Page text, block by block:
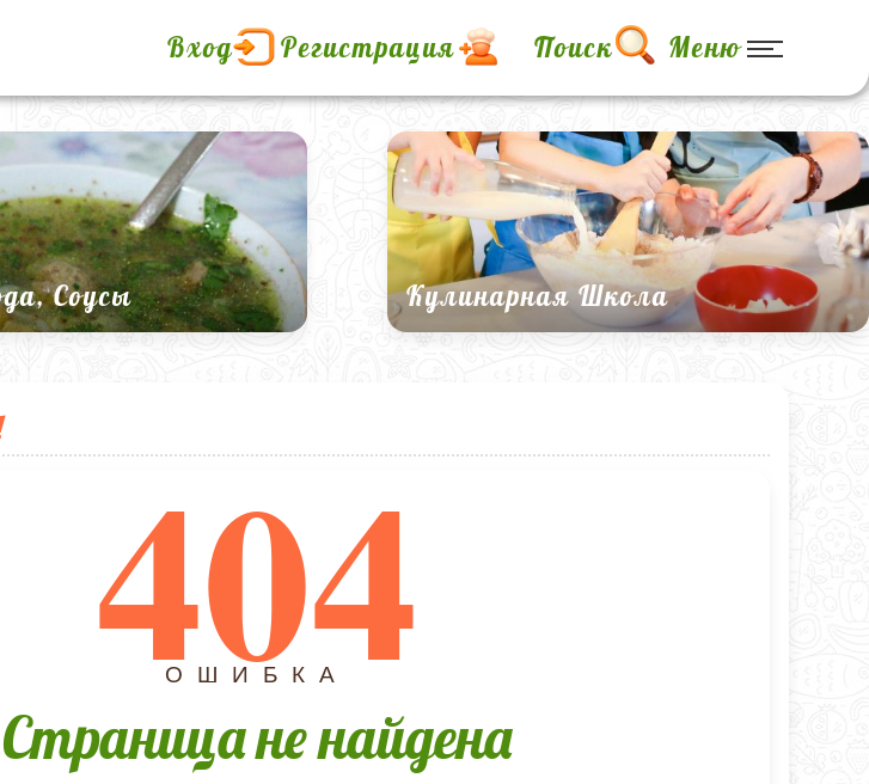
Вход Регистрация Поиск Меню
Соусы Кулинарная Школа
404
ОШИБКА
Страница не найдена